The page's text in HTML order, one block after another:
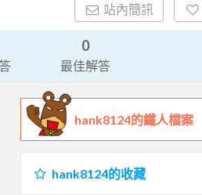
站內簡訊
0
最佳解答
hank8124的鐵人檔案
hank8124的收藏